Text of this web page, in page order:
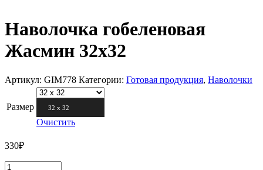
Наволочка гобеленовая
Жасмин 32х32
Артикул: GIM778 Категории: Готовая продукция, Наволочки
Размер 32 х 32
Очистить
330₽